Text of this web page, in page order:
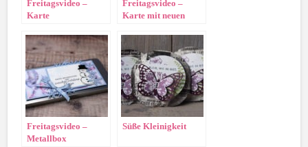
Freitagsvideo –
Karte
Freitagsvideo –
Karte mit neuen
Freitagsvideo –
Metallbox
Süße Kleinigkeit